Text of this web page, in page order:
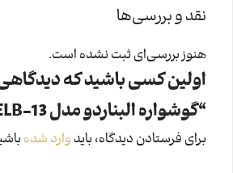
نقد و بررسی‌ها
هنوز بررسی‌ای ثبت نشده است.
اولین کسی باشید که
“گوشواره البناردو مدل GELB-13”
برای فرستادن دیدگاه، بایدوارد شده